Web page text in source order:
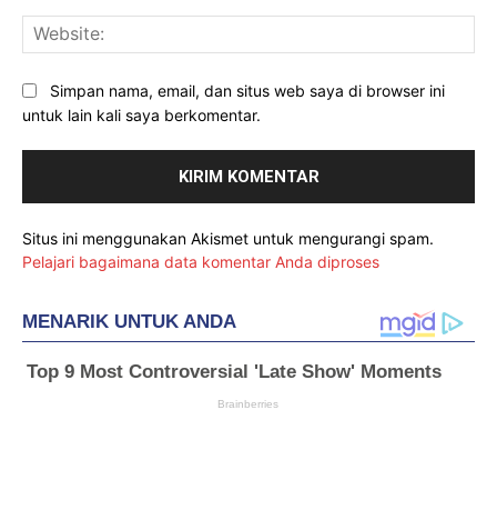
Simpan nama, email, dan situs web saya di browser ini
untuk lain kali saya berkomentar.
Situs ini menggunakan Akismet untuk mengurangi spam.
Pelajari bagaimana data komentar Anda diproses